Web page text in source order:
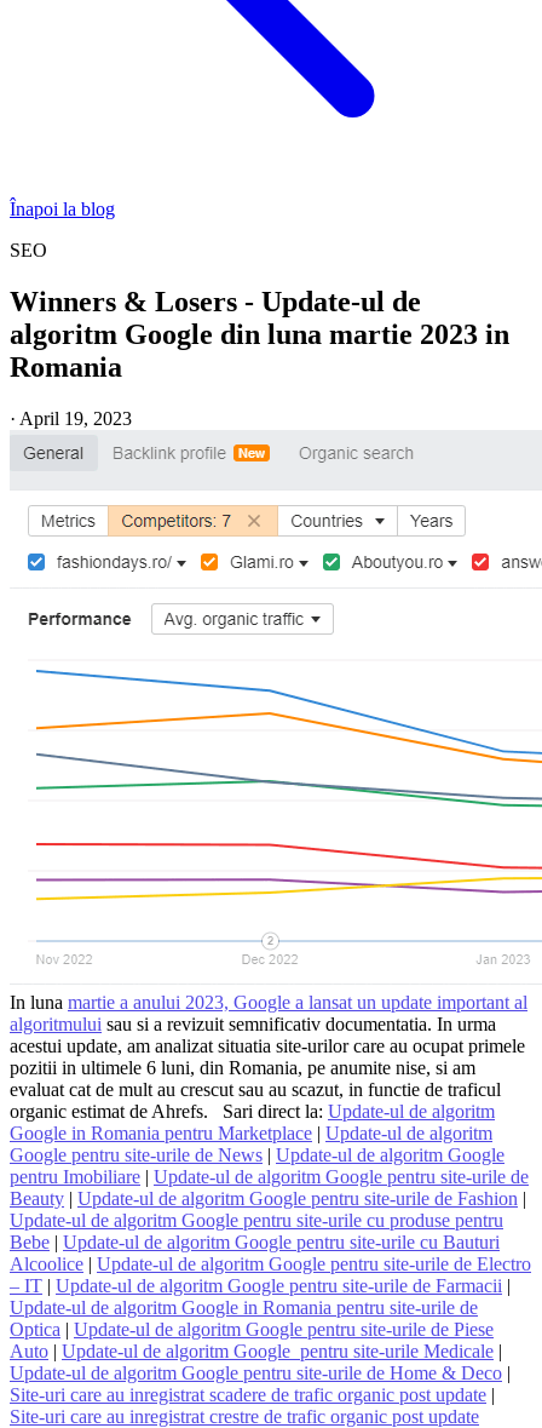
Înapoi la blog
SEO
Winners & Losers - Update-ul de
algoritm Google din luna martie 2023 in
Romania
· April 19, 2023
In luna martie a anului 2023, Google a lansat un update important al
algoritmului sau si a revizuit semnificativ documentatia. In urma
acestui update, am analizat situatia site-urilor care au ocupat primele
pozitii in ultimele 6 luni, din Romania, pe anumite nise, si am
evaluat cat de mult au crescut sau au scazut, in functie de traficul
organic estimat de Ahrefs. Sari direct la: Update-ul de algoritm
Google in Romania pentru Marketplace | Update-ul de algoritm
Google pentru site-urile de News | Update-ul de algoritm Google
pentru Imobiliare | Update-ul de algoritm Google pentru site-urile de
Beauty | Update-ul de algoritm Google pentru site-urile de Fashion |
Update-ul de algoritm Google pentru site-urile cu produse pentru
Bebe | Update-ul de algoritm Google pentru site-urile cu Bauturi
Alcoolice | Update-ul de algoritm Google pentru site-urile de Electro
– IT | Update-ul de algoritm Google pentru site-urile de Farmacii |
Update-ul de algoritm Google in Romania pentru site-urile de
Optica | Update-ul de algoritm Google pentru site-urile de Piese
Auto | Update-ul de algoritm Google pentru site-urile Medicale |
Update-ul de algoritm Google pentru site-urile de Home & Deco |
Site-uri care au inregistrat scadere de trafic organic post update |
Site-uri care au inregistrat crestre de trafic organic post update